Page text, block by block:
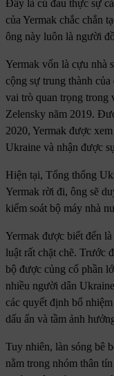
Đây là cú đau thực sự
của Yermak chắc chắn
ông này luôn là người
Yermak vốn là cựu nhà
cộng sự trung thành
vai trò quan trọng trong
Zelensky năm 2019.
2020, Yermak được
Ukraine và nhận được
Hiện tại, Tổng thống
Yermak rời đi, ông sẽ
kiểm soát bộ máy nhà
Yermak được biết đến
luật rất chặt chẽ. Trước
bộ được củng cố phần
nhiều người dân
các quyết định bổ
dấu ấn và tầm ảnh
Tuy nhiên, làn sóng bê
nằm trong nhóm thân